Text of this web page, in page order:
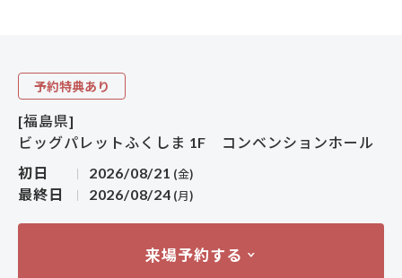
予約特典あり
[福島県]
ビッグパレットふくしま 1F コンベンションホール
初日
2026/08/21 (金)
最終日 2026/08/24 (月)
来場予約する